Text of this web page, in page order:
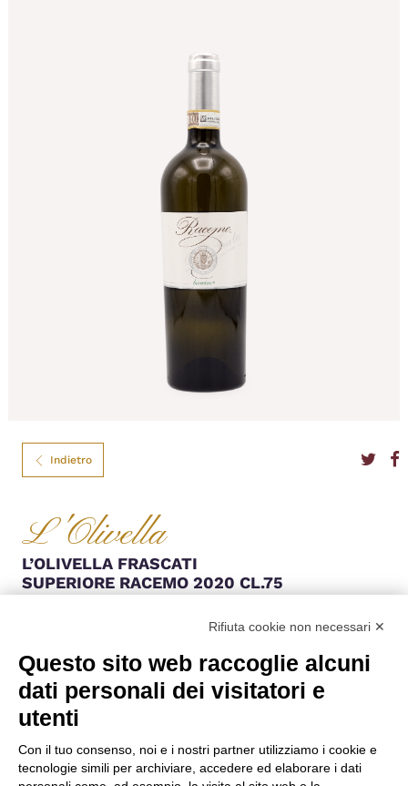
Indietro
L'Olivella
L’OLIVELLA FRASCATI
SUPERIORE RACEMO 2020 CL.75
buona struttura, un corpo pieno, ben equilibrato e bilanciato.
Colore
Bianco
Formato
75
Gradazione
13,00%
Anno
2020
Denominazione
Nazione
Italia
Regione
Vitigno
Bellone 20%, Grechetto 10%, Malvasia di Candia 20%, Malvasia
Puntinata del Lazio 50%
Rifiuta cookie non necessari ✕
Questo sito web raccoglie alcuni
dati personali dei visitatori e
utenti
Con il tuo consenso, noi e i nostri partner utilizziamo i cookie e
tecnologie simili per archiviare, accedere ed elaborare i dati